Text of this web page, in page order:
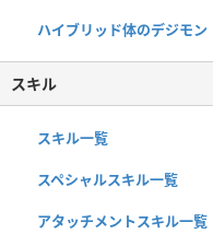
ハイブリッド体のデジモン
スキル
スキル一覧
スペシャルスキル一覧
アタッチメントスキル一覧